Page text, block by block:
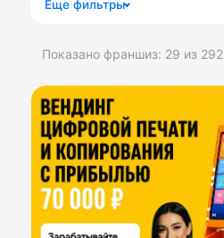
Еще фильтры
Показано франшиз: 29 из 292